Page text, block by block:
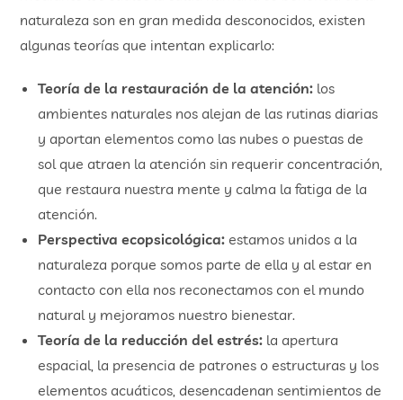
naturaleza son en gran medida desconocidos, existen
algunas teorías que intentan explicarlo:
Teoría de la restauración de la atención: los
ambientes naturales nos alejan de las rutinas diarias
y aportan elementos como las nubes o puestas de
sol que atraen la atención sin requerir concentración,
que restaura nuestra mente y calma la fatiga de la
atención.
Perspectiva ecopsicológica: estamos unidos a la
naturaleza porque somos parte de ella y al estar en
contacto con ella nos reconectamos con el mundo
natural y mejoramos nuestro bienestar.
Teoría de la reducción del estrés: la apertura
espacial, la presencia de patrones o estructuras y los
elementos acuáticos, desencadenan sentimientos de